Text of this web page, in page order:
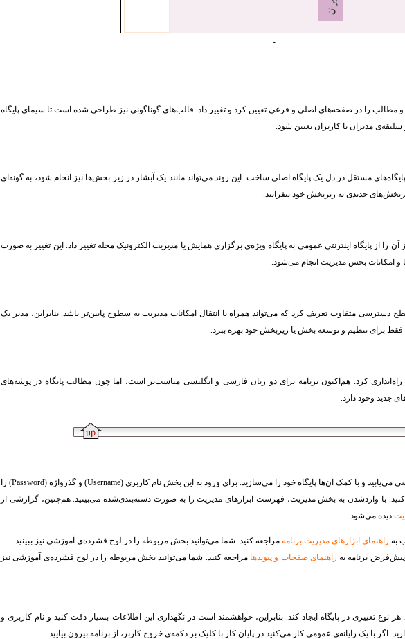
-
را در صفحه‌های اصلی و فرعی تعیین کرد و تغییر داد. قالب‌های گوناگونی نیز طراحی شده است تا سیمای پایگاه‌
سلیقه‌ی مدیران یا کاربران تعیین شود.
مستقل در دل یک پایگاه اصلی ساخت. این روند می‌تواند مانند یک آبشار در زیر بخش‌ها نیز انجام شود، به گونه‌ای
جدیدی به زیربخش خود بیفزایند.
را از پایگاه اینترنتی عمومی به پایگاه ویژه‌ی برگزاری همایش یا مدیریت الکترونیک مجله تغییر داد. این تغییر به‌ صورت
و امکانات بخش مدیریت انجام می‌شود.
دسترسی متفاوت تعریف کرد که می‌تواند همراه با انتقال امکانات مدیریت به سطوح پایین‌تر باشد. بنابراین، مدیر یک
فقط برای تنظیم و توسعه بخش یا زیربخش خود بهره ببرد.
راه‌اندازی کرد. هم‌اکنون برنامه برای دو زبان فارسی و انگلیسی مناسب‌تر است، اما چون مطالب پایگاه در پوشه‌های
جدید وجود دارد.
می‌یابید و با کمک آن‌ها پایگاه خود را می‌سازید. برای ورود به این بخش نام کاربری (Username) و گذرواژه (Password) را
با واردشدن به بخش مدیریت، فهرست ابزارهای مدیریت را به صورت دسته‌بندی‌شده می‌بینید. هم‌چنین، گزارشی از
دیده می‌شود.
به راهنمای ابزارهای مدیریت برنامه مراجعه کنید. شما می‌توانید بخش مربوطه را در لوح فشرده‌ی آموزشی نیز ببینید.
برنامه به راهنمای صفحات و پیوند‌ها مراجعه کنید. شما می‌توانید بخش مربوطه را در لوح فشرده‌ی آموزشی نیز
هر نوع تغییری در پایگاه ایجاد کند. بنابراین، خواهشمند است در نگهداری این اطلاعات بسیار دقت کنید و نام کاربری و
اگر با یک رایانه‌ی عمومی کار می‌کنید در پایان کار با کلیک بر دکمه‌ی خروج کاربر، از برنامه بیرون بیایید.